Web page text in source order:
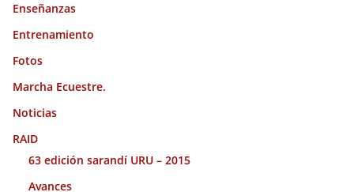
Enseñanzas
Entrenamiento
Fotos
Marcha Ecuestre.
Noticias
RAID
63 edición sarandí URU – 2015
Avances